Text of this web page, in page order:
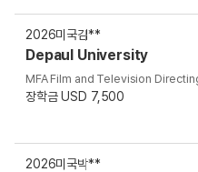
2026미국김**
Depaul University
MFA Film and Television Directing
장학금 USD 7,500
2026미국박**